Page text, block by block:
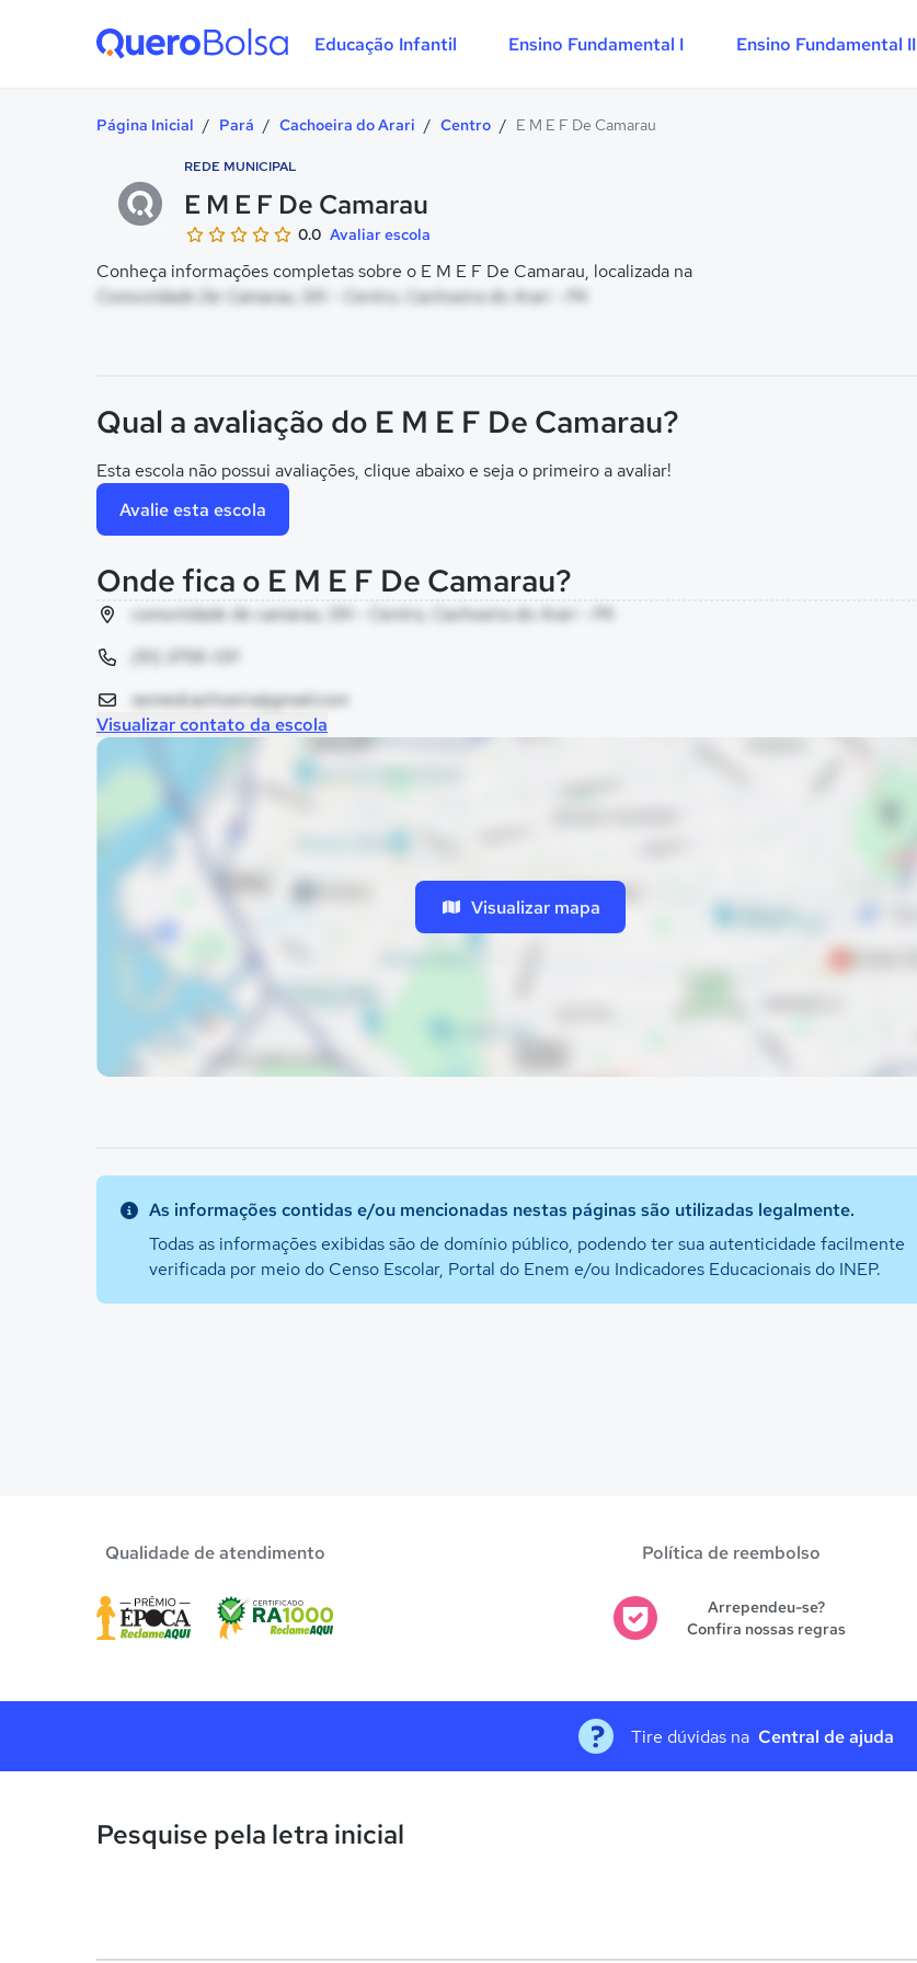
Educação Infantil Ensino Fundamental I Ensino Fundamental II
Página Inicial / Pará / Cachoeira do Arari / Centro / E M E F De Camarau
REDE MUNICIPAL
E M E F De Camarau
0.0 Avaliar escola
Conheça informações completas sobre o E M E F De Camarau, localizada na
Comunidade De Camarau, SN - Centro, Cachoeira do Arari - PA
Qual a avaliação do E M E F De Camarau?
Esta escola não possui avaliações, clique abaixo e seja o primeiro a avaliar!
Avalie esta escola
Onde fica o E M E F De Camarau?
comunidade de camarau, SN - Centro, Cachoeira do Arari - PA
(91) 3758-1311
semedcachoeira@gmail.com
Visualizar contato da escola
Visualizar mapa
As informações contidas e/ou mencionadas nestas páginas são utilizadas legalmente.
Todas as informações exibidas são de domínio público, podendo ter sua autenticidade facilmente
verificada por meio do Censo Escolar, Portal do Enem e/ou Indicadores Educacionais do INEP.
Qualidade de atendimento Política de reembolso
Arrependeu-se?
Confira nossas regras
Tire dúvidas na Central de ajuda
Pesquise pela letra inicial